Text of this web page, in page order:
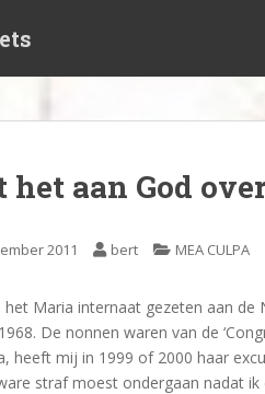
het aan God
2011 bert MEA CULPA
het Maria internaat gezeten aan
De nonnen waren van de
heeft mij in 1999 of 2000 haar
straf moest ondergaan nadat